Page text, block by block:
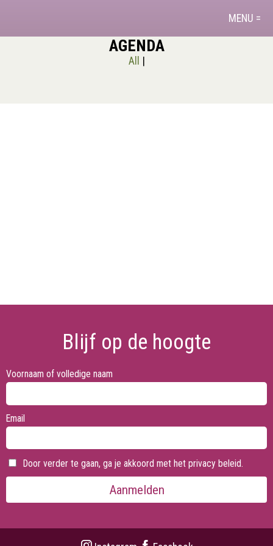
MENU =
AGENDA
All
Blijf op de hoogte
Voornaam of volledige naam
Email
Door verder te gaan, ga je akkoord met het privacy beleid.